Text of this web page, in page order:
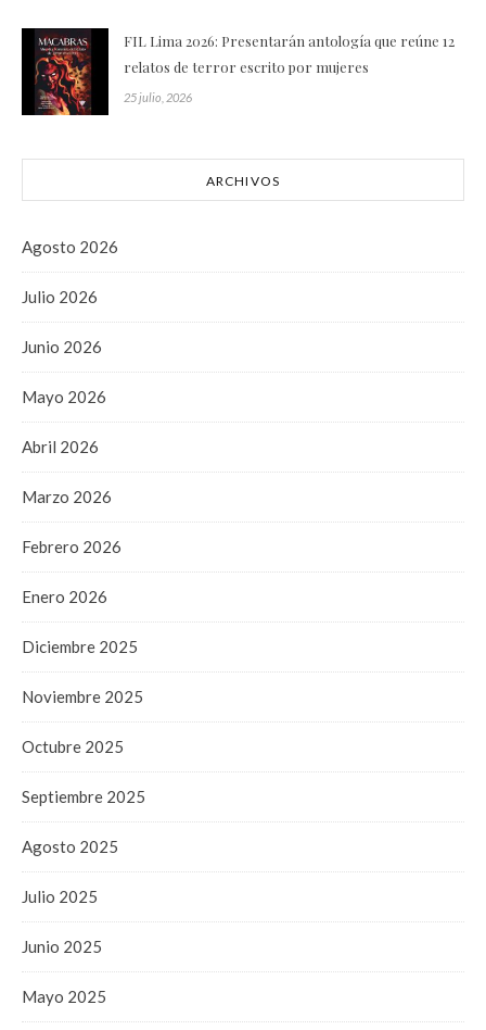
FIL Lima 2026: Presentarán antología que reúne 12
relatos de terror escrito por mujeres
25 julio, 2026
ARCHIVOS
Agosto 2026
Julio 2026
Junio 2026
Mayo 2026
Abril 2026
Marzo 2026
Febrero 2026
Enero 2026
Diciembre 2025
Noviembre 2025
Octubre 2025
Septiembre 2025
Agosto 2025
Julio 2025
Junio 2025
Mayo 2025